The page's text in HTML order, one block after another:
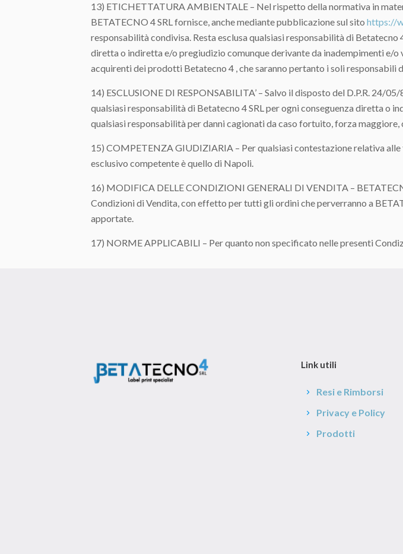
13) ETICHETTATURA AMBIENTALE – Nel rispetto della normativa in
BETATECNO 4 SRL fornisce, anche mediante pubblicazione sul sito https://
responsabilità condivisa. Resta esclusa qualsiasi responsabilità di
diretta o indiretta e/o pregiudizio comunque derivante da inadempimenti e/
acquirenti dei prodotti Betatecno 4 , che saranno pertanto i soli
14) ESCLUSIONE DI RESPONSABILITA’ – Salvo il disposto del D.P.R. 24/
qualsiasi responsabilità di Betatecno 4 SRL per ogni conseguenza diretta o
qualsiasi responsabilità per danni cagionati da caso fortuito, forza maggiore,
15) COMPETENZA GIUDIZIARIA – Per qualsiasi contestazione relativa
esclusivo competente è quello di Napoli.
16) MODIFICA DELLE CONDIZIONI GENERALI DI VENDITA –
Condizioni di Vendita, con effetto per tutti gli ordini che perverranno a
apportate.
17) NORME APPLICABILI – Per quanto non specificato nelle presenti
Link utili
Resi e Rimborsi
Privacy e Policy
Prodotti